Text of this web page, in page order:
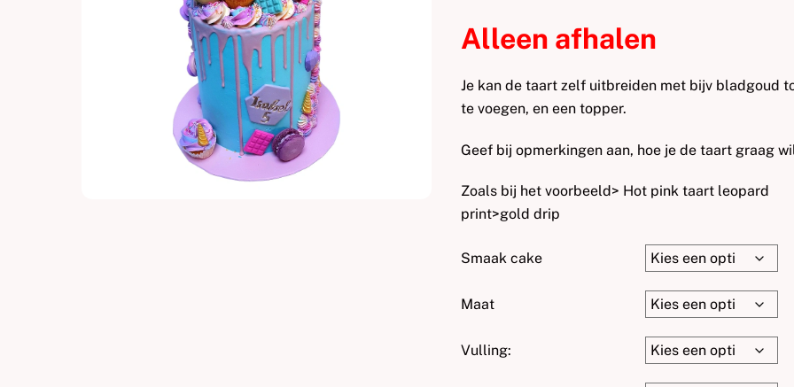
klantbeoordel
ing
Alleen afhalen
Je kan de taart zelf uitbreiden met bijv bladgoud
te voegen, en een topper.
Geef bij opmerkingen aan, hoe je de taart graag
Zoals bij het voorbeeld> Hot pink taart leopard
print>gold drip
Smaak cake
Maat
Vulling: